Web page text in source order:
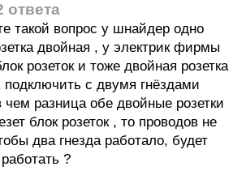
ответа
такой вопрос у шнайдер одно
двойная , у электрик фирмы
розеток и тоже двойная розетка
с двумя гнёздами
чем разница обе двойные розетки
блок розеток , то проводов не
два гнезда работало, будет
?